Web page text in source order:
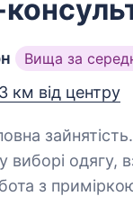
Вища за
км від центру
обов’язки: консультація
одягу, взуття